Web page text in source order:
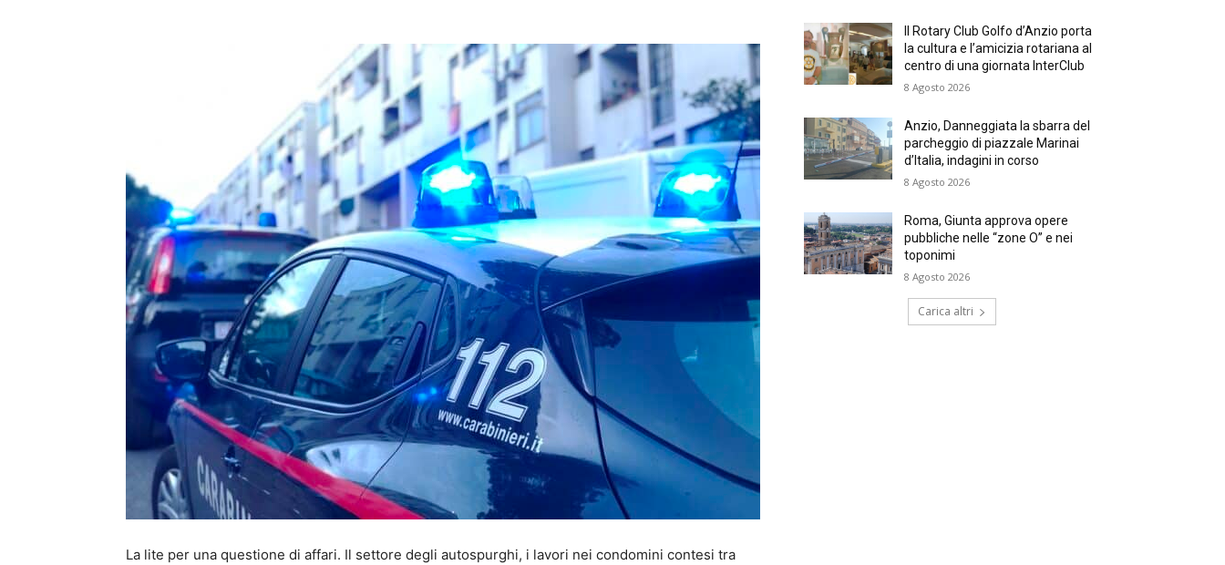
La lite per una questione di affari. Il settore degli autospurghi, i lavori nei condomini contesi tra
Il Rotary Club Golfo d’Anzio porta
la cultura e l’amicizia rotariana al
centro di una giornata InterClub
8 Agosto 2026
Anzio, Danneggiata la sbarra del
parcheggio di piazzale Marinai
d’Italia, indagini in corso
8 Agosto 2026
Roma, Giunta approva opere
pubbliche nelle “zone O” e nei
toponimi
8 Agosto 2026
Carica altri